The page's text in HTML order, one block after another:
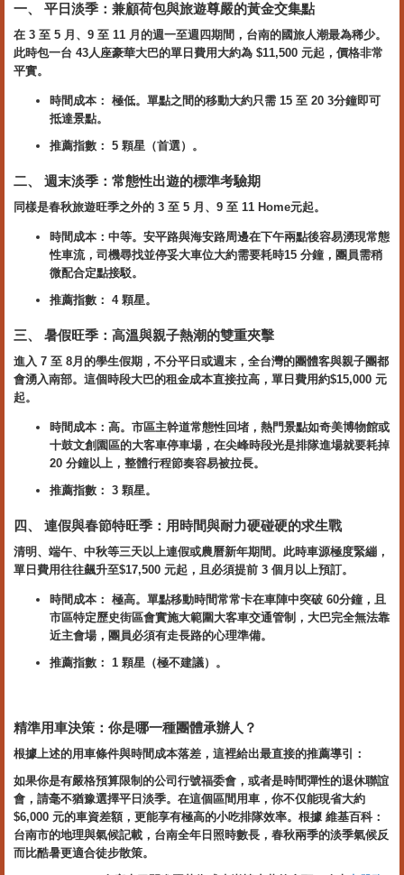
一、 平日淡季：兼顧荷包與旅遊尊嚴的黃金交集點
在 3 至 5 月、9 至 11 月的週一至週四期間，台南的國旅人潮最為稀少。
此時包一台 43人座豪華大巴的單日費用大約為 $11,500 元起，價格非常
平實。
時間成本： 極低。單點之間的移動大約只需 15 至 20 3分鐘即可
抵達景點。
推薦指數： 5 顆星（首選）。
二、 週末淡季：常態性出遊的標準考驗期
同樣是春秋旅遊旺季之外的 3 至 5 月、9 至 11 Home元起。
時間成本：中等。安平路與海安路周邊在下午兩點後容易湧現常態
性車流，司機尋找並停妥大車位大約需要耗時15 分鐘，團員需稍
微配合定點接駁。
推薦指數： 4 顆星。
三、 暑假旺季：高溫與親子熱潮的雙重夾擊
進入 7 至 8月的學生假期，不分平日或週末，全台灣的團體客與親子團都
會湧入南部。這個時段大巴的租金成本直接拉高，單日費用約$15,000 元
起。
時間成本：高。市區主幹道常態性回堵，熱門景點如奇美博物館或
十鼓文創園區的大客車停車場，在尖峰時段光是排隊進場就要耗掉
20 分鐘以上，整體行程節奏容易被拉長。
推薦指數： 3 顆星。
四、 連假與春節特旺季：用時間與耐力硬碰硬的求生戰
清明、端午、中秋等三天以上連假或農曆新年期間。此時車源極度緊繃，
單日費用往往飆升至$17,500 元起，且必須提前 3 個月以上預訂。
時間成本： 極高。單點移動時間常常卡在車陣中突破 60分鐘，且
市區特定歷史街區會實施大範圍大客車交通管制，大巴完全無法靠
近主會場，團員必須有走長路的心理準備。
推薦指數： 1 顆星（極不建議）。
精準用車決策：你是哪一種團體承辦人？
根據上述的用車條件與時間成本落差，這裡給出最直接的推薦導引：
如果你是有嚴格預算限制的公司行號福委會，或者是時間彈性的退休聯誼
會，請毫不猶豫選擇平日淡季。在這個區間用車，你不仅能現省大約
$6,000 元的車資差額，更能享有極高的小吃排隊效率。根據 維基百科：
台南市的地理與氣候記載，台南全年日照時數長，春秋兩季的淡季氣候反
而比酷暑更適合徒步散策。